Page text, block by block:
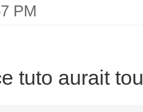
PM
tuto aurait